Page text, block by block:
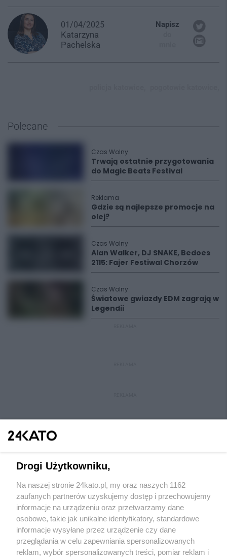
01/04/2025
Katarzyna
Pachelska
Napisz
Polecane
Czas Wolny
Trwają ostatnie przygotowania
do Magic Beats Festival
Reklama
Gdzie są najlepsze promocje na
olej?
Czas Wolny
Alan Walker, DJ SNAKE, Bedoes
2115: Fajer Festiwal Chorzów
Czas Wolny
Światowe gwiazdy EDM zagrają w
Legendii
Wydawca mediów lokalnych
Drogi Użytkowniku,
Na naszej stronie 24kato.pl, my oraz naszych 1162
zaufanych partnerów uzyskujemy dostęp i przechowujemy
informacje na urządzeniu oraz przetwarzamy dane
osobowe, takie jak unikalne identyfikatory, standardowe
informacje wysyłane przez urządzenie czy dane
przeglądania w celu zapewniania spersonalizowanych
reklam, wybór spersonalizowanych treści, pomiar reklam i